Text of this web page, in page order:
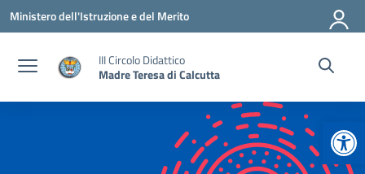
Vai ai contenuti
Vai al menu di navigazione
Vai al footer
Ministero dell'Istruzione e del Merito
III Circolo Didattico
Madre Teresa di Calcutta